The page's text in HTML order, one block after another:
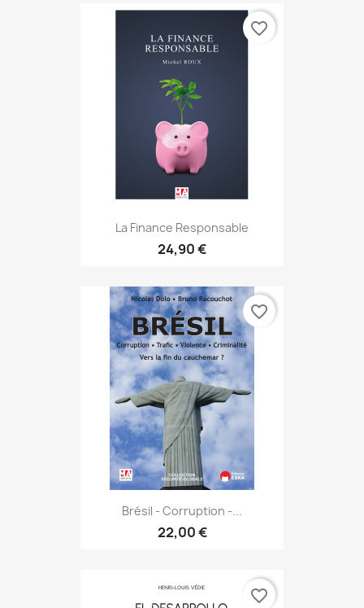
La Finance Responsable
24,90 €
favorite_border
Brésil - Corruption -...
22,00 €
favorite_border
favorite_border